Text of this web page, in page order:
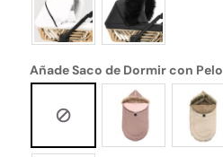
Añade Saco de Dormir con Pelo